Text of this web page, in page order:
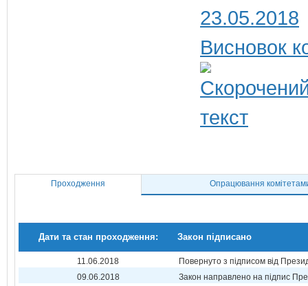
23.05.2018
Висновок
Проходження Опрацювання
Дати та стан проходження: Закон підписано
11.06.2018
Повернуто з підписом від
09.06.2018
Закон направлено на підпис